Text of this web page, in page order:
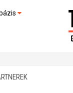
(feltöltés alatt)